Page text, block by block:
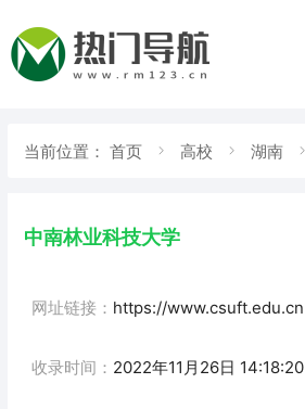
当前位置： 首页 高校 湖南
中南林业科技大学
网址链接： https://www.csuft.edu.cn
收录时间： 2022年11月26日 14:18:20